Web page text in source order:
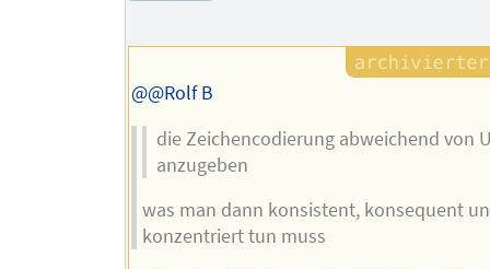
@@Rolf B
die Zeichencodierung abweichend von
anzugeben
was man dann konsistent, konsequent
konzentriert tun muss